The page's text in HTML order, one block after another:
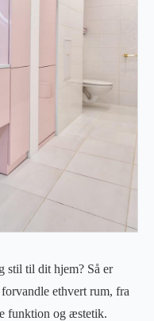
stil til dit hjem? Så er
ethvert rum, fra
funktion og æstetik.